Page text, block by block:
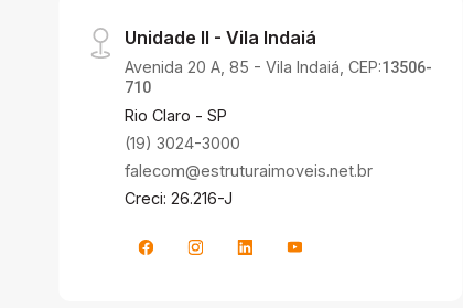
Unidade II - Vila Indaiá
Avenida 20 A, 85 - Vila Indaiá, CEP:13506-
710
Rio Claro - SP
(19) 3024-3000
falecom@estruturaimoveis.net.br
Creci: 26.216-J